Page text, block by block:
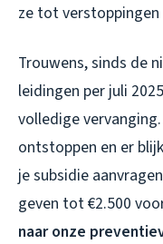
ze tot verstoppingen
Trouwens, sinds de
leidingen per juli
volledige
ontstoppen en er
je subsidie
geven tot €2.500
naar onze